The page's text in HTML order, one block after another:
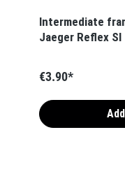
Intermediate
Jaeger Reflex SI
€3.90*